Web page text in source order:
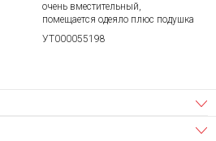
очень вместительный,
помещается одеяло плюс подушка
УТ000055198